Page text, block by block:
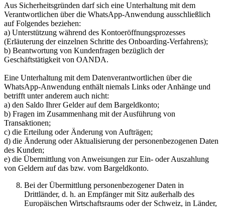
Aus Sicherheitsgründen darf sich eine Unterhaltung mit dem
Verantwortlichen über die WhatsApp-Anwendung ausschließlich
auf Folgendes beziehen:
a) Unterstützung während des Kontoeröffnungsprozesses
(Erläuterung der einzelnen Schritte des Onboarding-Verfahrens);
b) Beantwortung von Kundenfragen bezüglich der
Geschäftstätigkeit von OANDA.
Eine Unterhaltung mit dem Datenverantwortlichen über die
WhatsApp-Anwendung enthält niemals Links oder Anhänge und
betrifft unter anderem auch nicht:
a) den Saldo Ihrer Gelder auf dem Bargeldkonto;
b) Fragen im Zusammenhang mit der Ausführung von
Transaktionen;
c) die Erteilung oder Änderung von Aufträgen;
d) die Änderung oder Aktualisierung der personenbezogenen Daten
des Kunden;
e) die Übermittlung von Anweisungen zur Ein- oder Auszahlung
von Geldern auf das bzw. vom Bargeldkonto.
Bei der Übermittlung personenbezogener Daten in
Drittländer, d. h. an Empfänger mit Sitz außerhalb des
Europäischen Wirtschaftsraums oder der Schweiz, in Länder,